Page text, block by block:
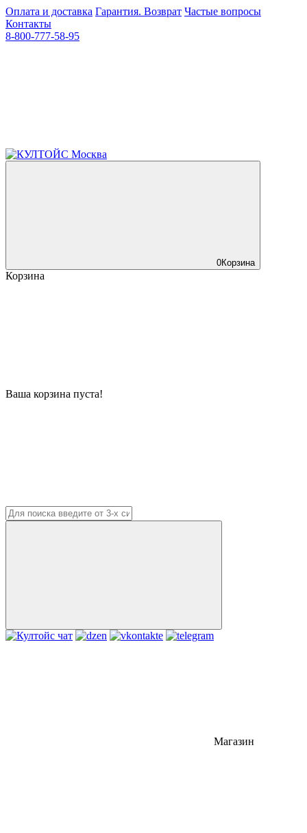
Оплата и доставка Гарантия. Возврат Частые вопросы
Контакты
8-800-777-58-95
0Корзина
Корзина
Ваша корзина пуста!
Магазин